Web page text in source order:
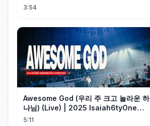
🛌
3:54
Awesome God (우리 주 크고 놀라운 하
나님) (Live) | 2025 Isaiah6tyOne
Conference | 예수전도단 화요모임
5:11